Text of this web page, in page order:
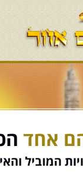
אחד
המוביל